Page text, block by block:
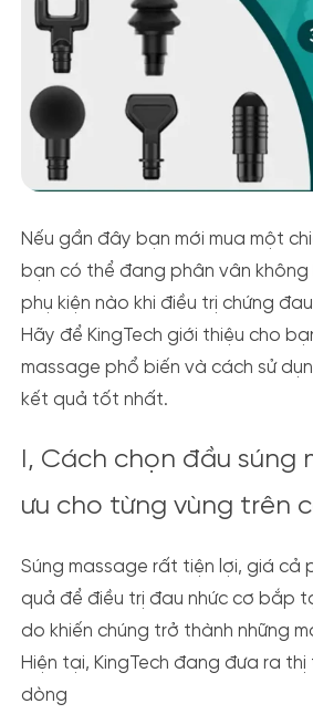
Nếu gần đây bạn mới mua một
bạn có thể đang phân vân không
phụ kiện nào khi điều trị chứng
Hãy để KingTech giới thiệu cho
massage phổ biến và cách sử
kết quả tốt nhất.
I, Cách chọn đầu súng
ưu cho từng vùng trên
Súng massage rất tiện lợi, giá cả
quả để điều trị đau nhức cơ bắp
do khiến chúng trở thành những
Hiện tại, KingTech đang đưa ra thị
dòng